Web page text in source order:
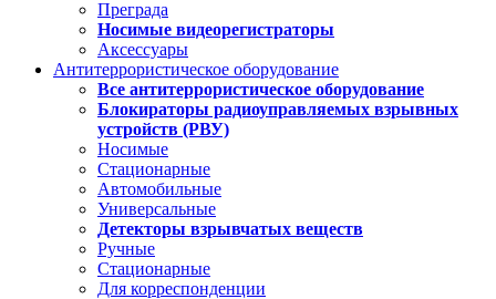
Преграда
Носимые видеорегистраторы
Аксессуары
Антитеррористическое оборудование
Все антитеррористическое оборудование
Блокираторы радиоуправляемых взрывных
устройств (РВУ)
Носимые
Стационарные
Автомобильные
Универсальные
Детекторы взрывчатых веществ
Ручные
Стационарные
Для корреспонденции